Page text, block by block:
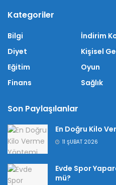
Kategoriler
Bilgi
Diyet
Eğitim
Finans
İndirim
Kişisel
Oyun
Sağlık
Son Paylaşılanlar
En Doğru Kilo
11 ŞUBAT 2026
Evde Spor
mü?